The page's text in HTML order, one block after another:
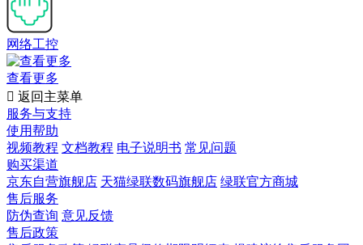
网络工控
查看更多
 返回主菜单
服务与支持
使用帮助
视频教程 文档教程 电子说明书 常见问题
购买渠道
京东自营旗舰店 天猫绿联数码旗舰店 绿联官方商城
售后服务
防伪查询 意见反馈
售后政策